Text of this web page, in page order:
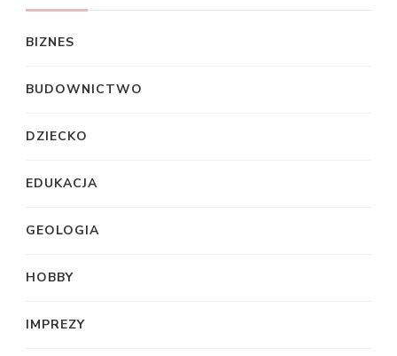
BIZNES
BUDOWNICTWO
DZIECKO
EDUKACJA
GEOLOGIA
HOBBY
IMPREZY